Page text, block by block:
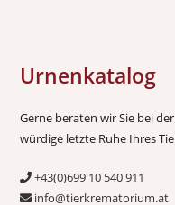
Urnenkatalog
Gerne beraten wir Sie bei
würdige letzte Ruhe Ihres
+43(0)699 10 540 911
info@tierkrematorium.at